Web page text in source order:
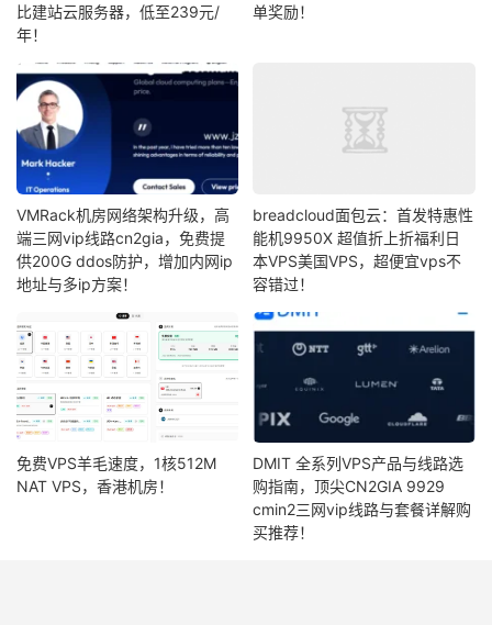
比建站云服务器，低至239元/
年！
单奖励！
VMRack机房网络架构升级，高
端三网vip线路cn2gia，免费提
供200G ddos防护，增加内网ip
地址与多ip方案！
breadcloud面包云：首发特惠性
能机9950X 超值折上折福利日
本VPS美国VPS，超便宜vps不
容错过！
免费VPS羊毛速度，1核512M
NAT VPS，香港机房！
DMIT 全系列VPS产品与线路选
购指南，顶尖CN2GIA 9929
cmin2三网vip线路与套餐详解购
买推荐！